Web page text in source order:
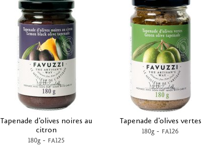
Tapenade d'olives noires au
citron
180g - FA125
Tapenade d'olives vertes
180g - FA126